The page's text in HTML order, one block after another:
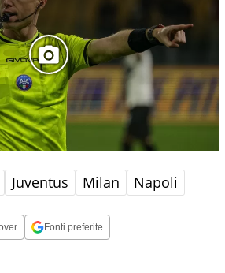
Juventus Milan Napoli
Fonti preferite